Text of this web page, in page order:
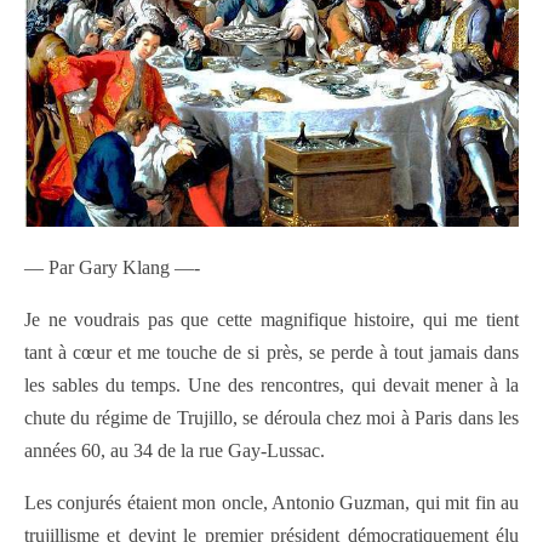
— Par Gary Klang —-
Je ne voudrais pas que cette magnifique histoire, qui me tient
tant à cœur et me touche de si près, se perde à tout jamais dans
les sables du temps. Une des rencontres, qui devait mener à la
chute du régime de Trujillo, se déroula chez moi à Paris dans les
années 60, au 34 de la rue Gay-Lussac.
Les conjurés étaient mon oncle, Antonio Guzman, qui mit fin au
trujillisme et devint le premier président démocratiquement élu